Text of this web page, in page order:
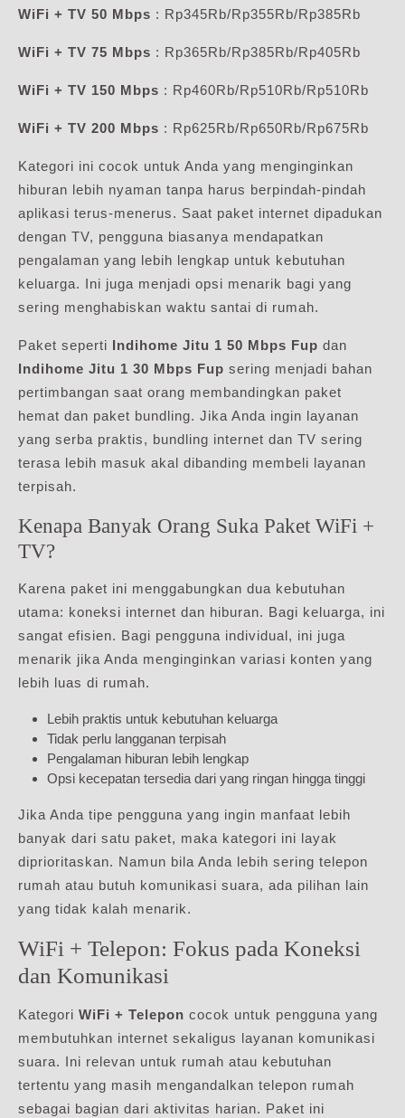
WiFi + TV 50 Mbps : Rp345Rb/Rp355Rb/Rp385Rb
WiFi + TV 75 Mbps : Rp365Rb/Rp385Rb/Rp405Rb
WiFi + TV 150 Mbps : Rp460Rb/Rp510Rb/Rp510Rb
WiFi + TV 200 Mbps : Rp625Rb/Rp650Rb/Rp675Rb
Kategori ini cocok untuk Anda yang menginginkan
hiburan lebih nyaman tanpa harus berpindah-pindah
aplikasi terus-menerus. Saat paket internet dipadukan
dengan TV, pengguna biasanya mendapatkan
pengalaman yang lebih lengkap untuk kebutuhan
keluarga. Ini juga menjadi opsi menarik bagi yang
sering menghabiskan waktu santai di rumah.
Paket seperti Indihome Jitu 1 50 Mbps Fup dan
Indihome Jitu 1 30 Mbps Fup sering menjadi bahan
pertimbangan saat orang membandingkan paket
hemat dan paket bundling. Jika Anda ingin layanan
yang serba praktis, bundling internet dan TV sering
terasa lebih masuk akal dibanding membeli layanan
terpisah.
Kenapa Banyak Orang Suka Paket WiFi +
TV?
Karena paket ini menggabungkan dua kebutuhan
utama: koneksi internet dan hiburan. Bagi keluarga, ini
sangat efisien. Bagi pengguna individual, ini juga
menarik jika Anda menginginkan variasi konten yang
lebih luas di rumah.
Lebih praktis untuk kebutuhan keluarga
Tidak perlu langganan terpisah
Pengalaman hiburan lebih lengkap
Opsi kecepatan tersedia dari yang ringan hingga tinggi
Jika Anda tipe pengguna yang ingin manfaat lebih
banyak dari satu paket, maka kategori ini layak
diprioritaskan. Namun bila Anda lebih sering telepon
rumah atau butuh komunikasi suara, ada pilihan lain
yang tidak kalah menarik.
WiFi + Telepon: Fokus pada Koneksi
dan Komunikasi
Kategori WiFi + Telepon cocok untuk pengguna yang
membutuhkan internet sekaligus layanan komunikasi
suara. Ini relevan untuk rumah atau kebutuhan
tertentu yang masih mengandalkan telepon rumah
sebagai bagian dari aktivitas harian. Paket ini